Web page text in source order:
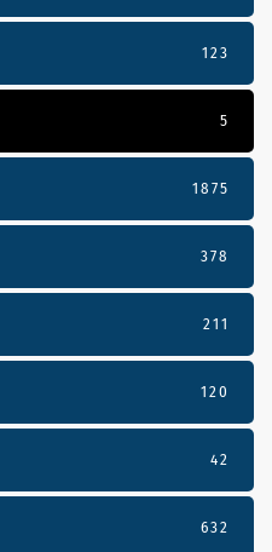
123
5
1875
378
211
120
42
632